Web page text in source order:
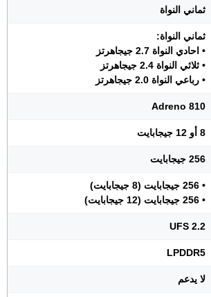
ثماني النواة
ثماني النواة:
• احادي النواة 2.7 جيجاهرتز
• ثلاثي النواة 2.4 جيجاهرتز
• رباعي النواة 2.0 جيجاهرتز
Adreno 810
8 أو 12 جيجابايت
256 جيجابايت
• 256 جيجابايت (8 جيجابايت)
• 256 جيجابايت (12 جيجابايت)
UFS 2.2
LPDDR5
لا يدعم